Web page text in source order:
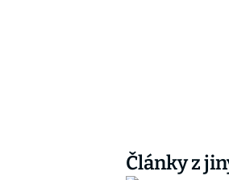
Články z